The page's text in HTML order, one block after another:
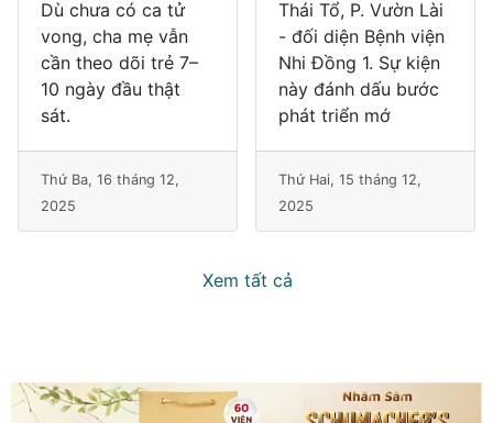
Dù chưa có ca tử
vong, cha mẹ vẫn
cần theo dõi trẻ 7–
10 ngày đầu thật
sát.
Thứ Ba, 16 tháng 12,
2025
Thái Tổ, P. Vườn Lài
- đối diện Bệnh viện
Nhi Đồng 1. Sự kiện
này đánh dấu bước
phát triển mớ
Thứ Hai, 15 tháng 12,
2025
Xem tất cả